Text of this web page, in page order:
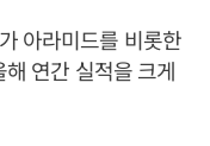
아라미드를 비롯한
연간 실적을 크게